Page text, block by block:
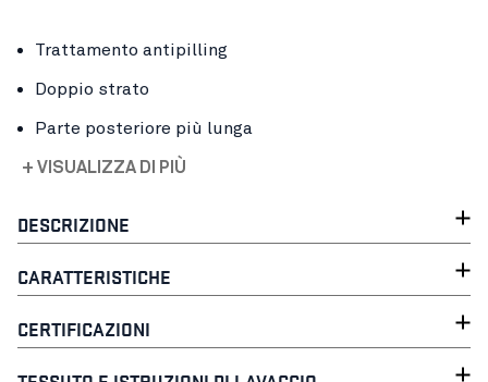
Trattamento antipilling
Doppio strato
Parte posteriore più lunga
+ VISUALIZZA DI PIÙ
DESCRIZIONE
CARATTERISTICHE
CERTIFICAZIONI